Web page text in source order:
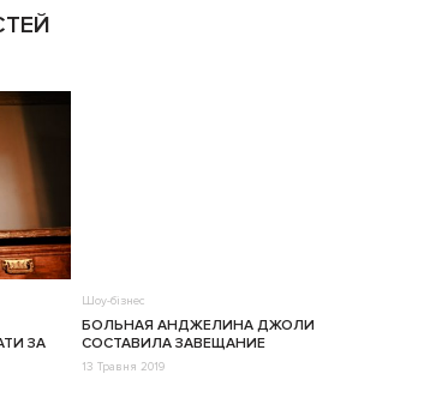
ЗА
Шоу-бізнес
БОЛЬНАЯ АНДЖЕЛИНА ДЖОЛИ
СОСТАВИЛА ЗАВЕЩАНИЕ
13 Травня 2019